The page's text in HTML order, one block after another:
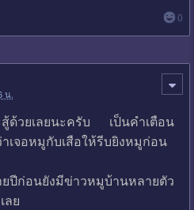
0
น.
สู้ด้วยเลยนะครับ เป็นคำเตือน
เจอหมูกับเสือให้รีบยิงหมูก่อน
ก่อนยังมีข่าวหมูบ้านหลายตัว
ลย